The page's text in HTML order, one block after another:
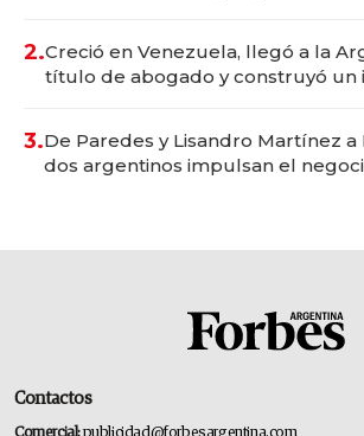
2.Creció en Venezuela, llegó a la
título de abogado y construyó un
3.De Paredes y Lisandro Martínez a
dos argentinos impulsan el
Contactos